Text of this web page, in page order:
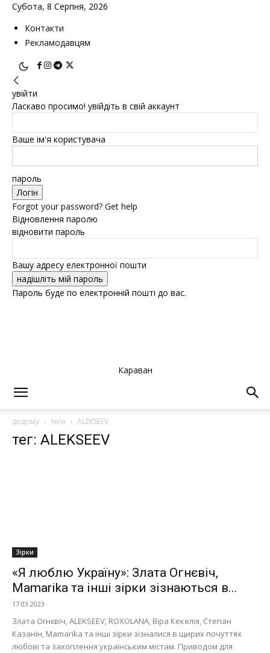
Субота, 8 Серпня, 2026
Контакти
Рекламодавцям
увійти
Ласкаво просимо! увійдіть в свій аккаунт
Ваше ім'я користувача
пароль
Forgot your password? Get help
Відновлення паролю
відновити пароль
Вашу адресу електронної пошти
Пароль буде по електронній пошті до вас.
Караван
додому теги ALEKSEEV
тег: ALEKSEEV
Зірки
«Я люблю Україну»: Злата Огнєвіч,
Mamarika та інші зірки зізнаються в...
17.03.2023
Злата Огнєвіч, ALEKSEEV, ROXOLANA, Віра Кекелія, Степан
Казанін, Mamarika та інші зірки зізналися в щирих почуттях
любові та захоплення українським містам. Приводом для